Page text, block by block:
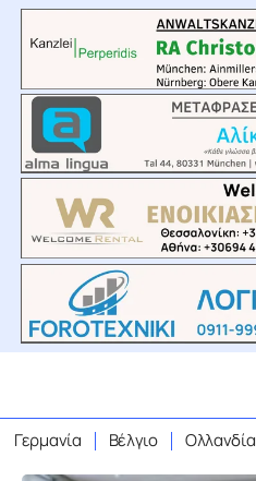
Γερμανία Βέλγιο Ολλανδία